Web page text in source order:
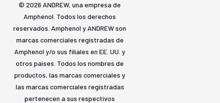
© 2026 ANDREW, una empresa de
Amphenol. Todos los derechos
reservados. Amphenol y ANDREW son
marcas comerciales registradas de
Amphenol y/o sus filiales en EE. UU. y
otros países. Todos los nombres de
productos, las marcas comerciales y
las marcas comerciales registradas
pertenecen a sus respectivos